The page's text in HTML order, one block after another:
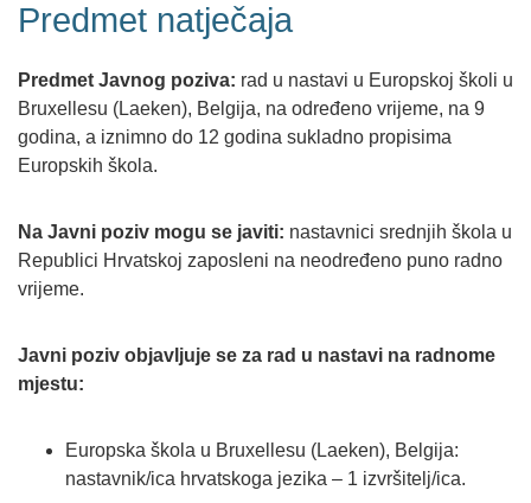
Predmet natječaja
Predmet Javnog poziva: rad u nastavi u Europskoj školi u
Bruxellesu (Laeken), Belgija, na određeno vrijeme, na 9
godina, a iznimno do 12 godina sukladno propisima
Europskih škola.
Na Javni poziv mogu se javiti: nastavnici srednjih škola u
Republici Hrvatskoj zaposleni na neodređeno puno radno
vrijeme.
Javni poziv objavljuje se za rad u nastavi na radnome
mjestu:
Europska škola u Bruxellesu (Laeken), Belgija:
nastavnik/ica hrvatskoga jezika – 1 izvršitelj/ica.